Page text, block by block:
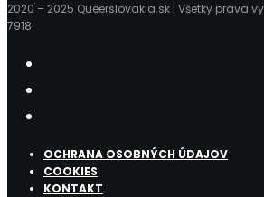
2020 – 2025 Queerslovakia.sk | Všetky práva
7918
OCHRANA OSOBNÝCH ÚDAJOV
COOKIES
KONTAKT